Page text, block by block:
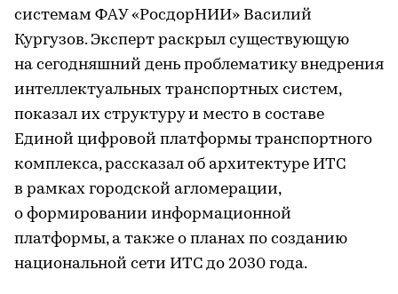
системам ФАУ «РосдорНИИ» Василий
Кургузов. Эксперт раскрыл существующую
на сегодняшний день проблематику внедрения
интеллектуальных транспортных систем,
показал их структуру и место в составе
Единой цифровой платформы транспортного
комплекса, рассказал об архитектуре ИТС
в рамках городской агломерации,
о формировании информационной
платформы, а также о планах по созданию
национальной сети ИТС до 2030 года.